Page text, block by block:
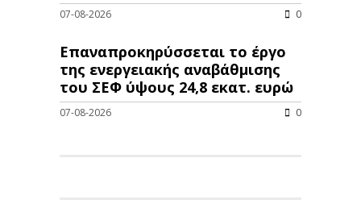
07-08-2026 0
Επαναπροκηρύσσεται το έργο
της ενεργειακής αναβάθμισης
του ΣΕΦ ύψους 24,8 εκατ. ευρώ
07-08-2026 0